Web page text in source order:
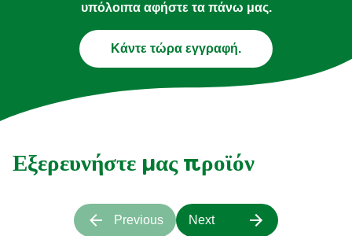
υπόλοιπα αφήστε τα πάνω μας.
Κάντε τώρα εγγραφή.
Εξερευνήστε μας προϊόν
Previous Next